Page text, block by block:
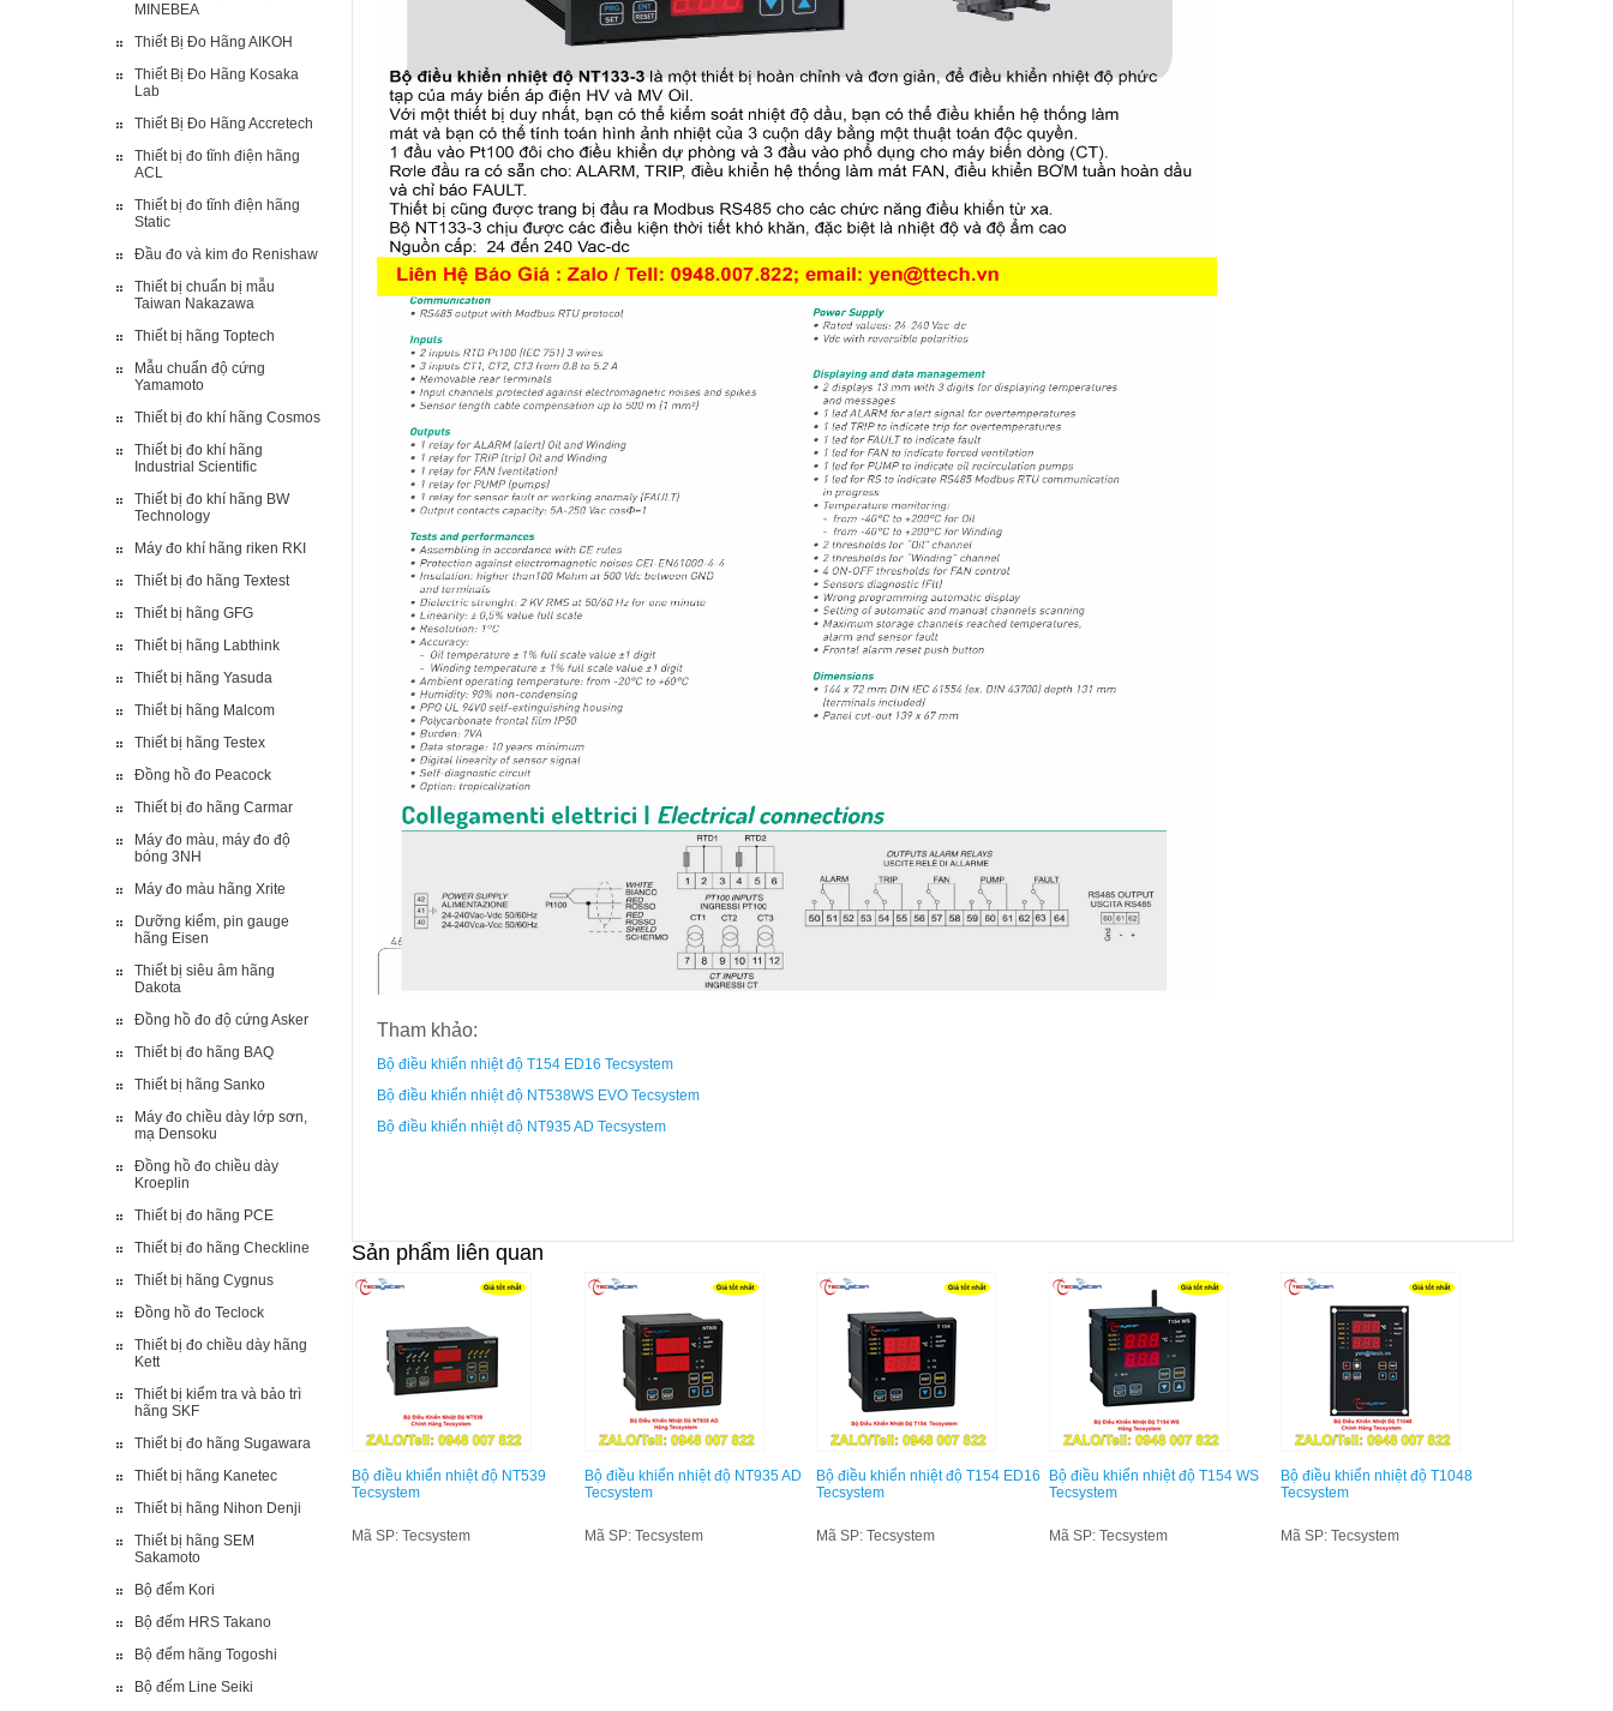
MINEBEA
Thiết Bị Đo Hãng AIKOH
Thiết Bị Đo Hãng Kosaka
Lab
Thiết Bị Đo Hãng Accretech
Thiết bị đo tĩnh điện hãng
ACL
Thiết bị đo tĩnh điện hãng
Static
Đầu đo và kim đo Renishaw
Thiết bị chuẩn bị mẫu
Taiwan Nakazawa
Thiết bị hãng Toptech
Mẫu chuẩn độ cứng
Yamamoto
Thiết bị đo khí hãng Cosmos
Thiết bị đo khí hãng
Industrial Scientific
Thiết bị đo khí hãng BW
Technology
Máy đo khí hãng riken RKI
Thiết bị đo hãng Textest
Thiết bị hãng GFG
Thiết bị hãng Labthink
Thiết bị hãng Yasuda
Thiết bị hãng Malcom
Thiết bị hãng Testex
Đồng hồ đo Peacock
Thiết bị đo hãng Carmar
Máy đo màu, máy đo độ
bóng 3NH
Máy đo màu hãng Xrite
Dưỡng kiểm, pin gauge
hãng Eisen
Thiết bị siêu âm hãng
Dakota
Đồng hồ đo độ cứng Asker
Thiết bị đo hãng BAQ
Thiết bị hãng Sanko
Máy đo chiều dày lớp sơn,
mạ Densoku
Đồng hồ đo chiều dày
Kroeplin
Thiết bị đo hãng PCE
Thiết bị đo hãng Checkline
Thiết bị hãng Cygnus
Đồng hồ đo Teclock
Thiết bị đo chiều dày hãng
Kett
Thiết bị kiểm tra và bảo trì
hãng SKF
Thiết bị đo hãng Sugawara
Thiết bị hãng Kanetec
Thiết bị hãng Nihon Denji
Thiết bị hãng SEM
Sakamoto
Bộ đếm Kori
Bộ đếm HRS Takano
Bộ đếm hãng Togoshi
Bộ đếm Line Seiki
Tham khảo:
Bộ điều khiển nhiệt độ T154 ED16 Tecsystem
Bộ điều khiển nhiệt độ NT538WS EVO Tecsystem
Bộ điều khiển nhiệt độ NT935 AD Tecsystem
Sản phẩm liên quan
Bộ điều khiển nhiệt độ NT539
Tecsystem
Mã SP: Tecsystem
Bộ điều khiển nhiệt độ NT935 AD
Tecsystem
Mã SP: Tecsystem
Bộ điều khiển nhiệt độ T154 ED16
Tecsystem
Mã SP: Tecsystem
Bộ điều khiển nhiệt độ T154 WS
Tecsystem
Mã SP: Tecsystem
Bộ điều khiển nhiệt độ T1048
Tecsystem
Mã SP: Tecsystem